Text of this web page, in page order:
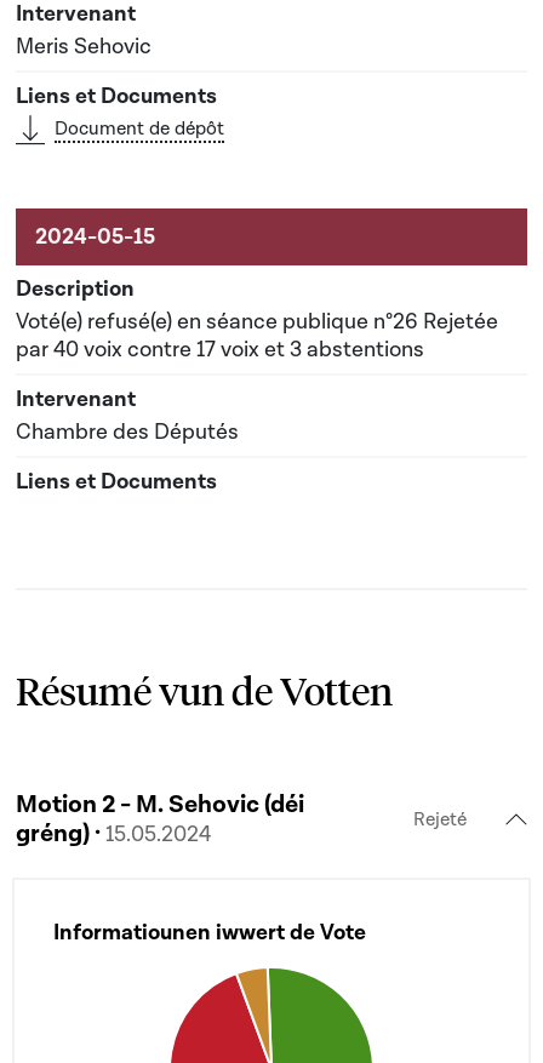
Meris Sehovic
Document de dépôt
Voté(e) refusé(e) en séance publique n°26 Rejetée
par 40 voix contre 17 voix et 3 abstentions
Chambre des Députés
Résumé vun de Votten
Motion 2 - M. Sehovic (déi
gréng) ·15.05.2024
Rejeté
Informatiounen iwwert de Vote